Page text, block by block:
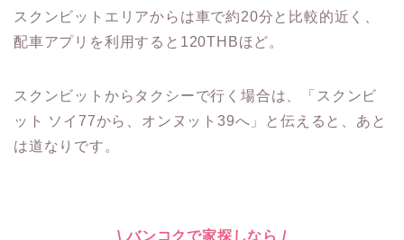
スクンビットエリアからは車で約20分と比較的近く、
配車アプリを利用すると120THBほど。
スクンビットからタクシーで行く場合は、「スクンビ
ット ソイ77から、オンヌット39へ」と伝えると、あと
は道なりです。
\ バンコクで家探しなら /